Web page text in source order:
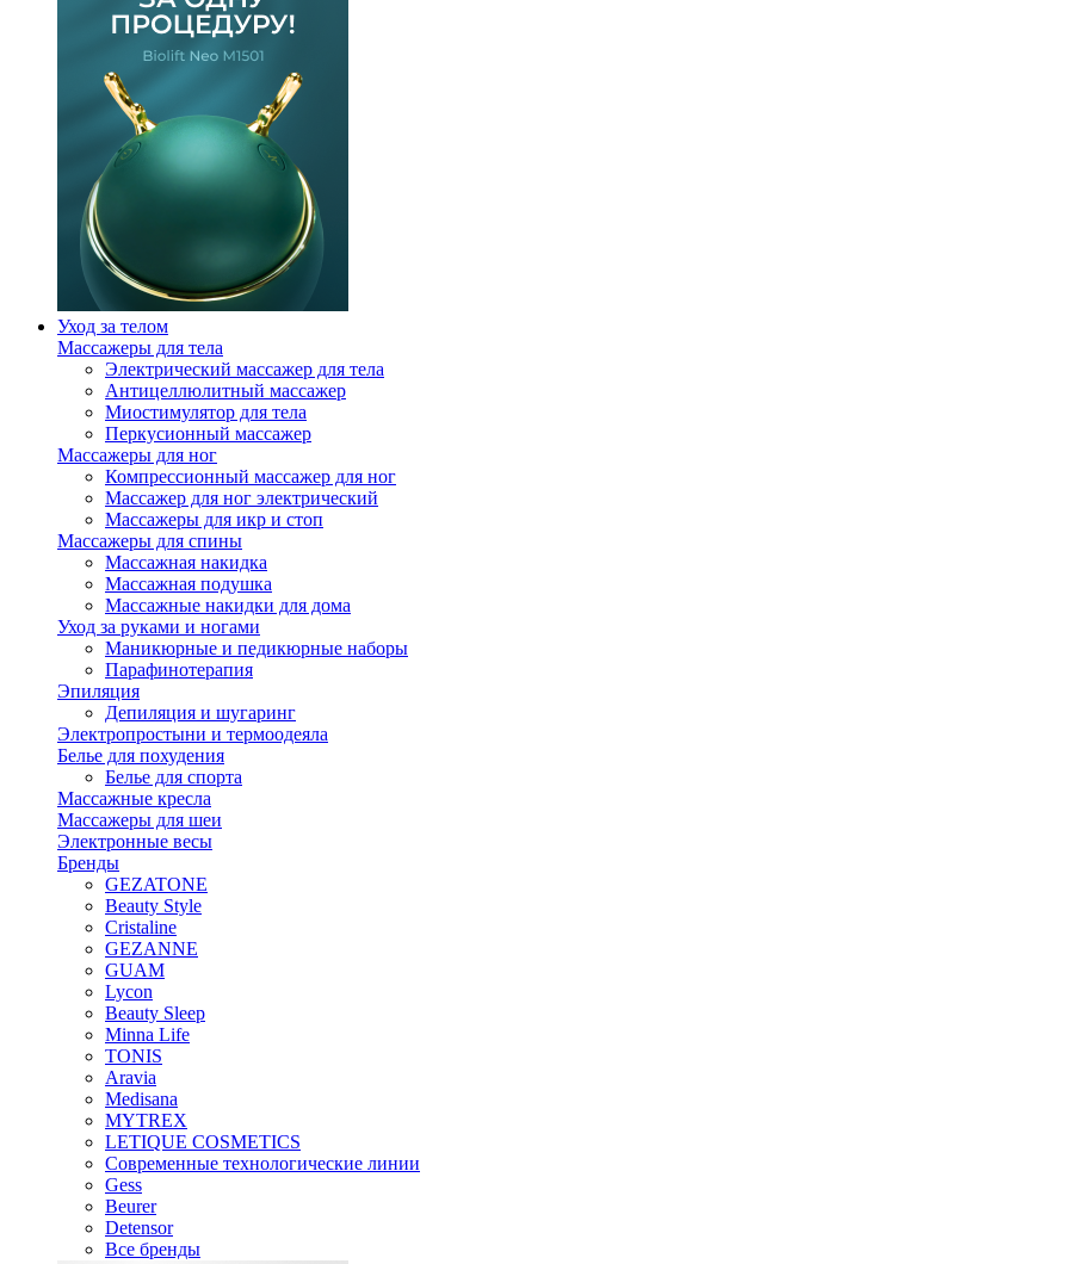
Уход за телом
Массажеры для тела
Электрический массажер для тела
Антицеллюлитный массажер
Миостимулятор для тела
Перкусионный массажер
Массажеры для ног
Компрессионный массажер для ног
Массажер для ног электрический
Массажеры для икр и стоп
Массажеры для спины
Массажная накидка
Массажная подушка
Массажные накидки для дома
Уход за руками и ногами
Маникюрные и педикюрные наборы
Парафинотерапия
Эпиляция
Депиляция и шугаринг
Электропростыни и термоодеяла
Белье для похудения
Белье для спорта
Массажные кресла
Массажеры для шеи
Электронные весы
Бренды
GEZATONE
Beauty Style
Cristaline
GEZANNE
GUAM
Lycon
Beauty Sleep
Minna Life
TONIS
Aravia
Medisana
MYTREX
LETIQUE COSMETICS
Современные технологические линии
Gess
Beurer
Detensor
Все бренды